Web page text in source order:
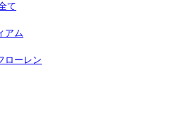
て
アム
ローレン